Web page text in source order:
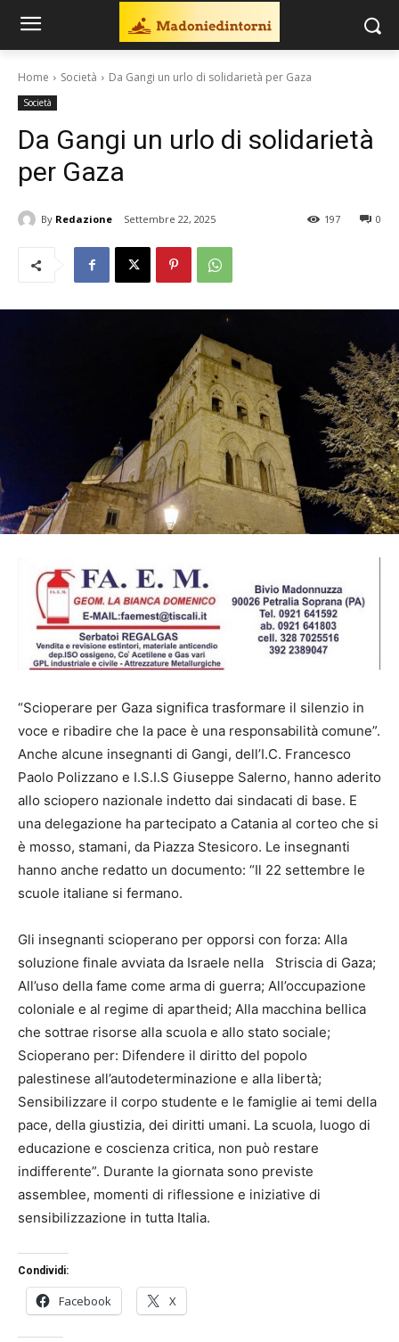
Home Società Da Gangi un urlo di solidarietà per Gaza
Società
Da Gangi un urlo di solidarietà
per Gaza
By Redazione Settembre 22, 2025 0
197
“Scioperare per Gaza significa trasformare il silenzio in
voce e ribadire che la pace è una responsabilità comune”.
Anche alcune insegnanti di Gangi, dell’I.C. Francesco
Paolo Polizzano e I.S.I.S Giuseppe Salerno, hanno aderito
allo sciopero nazionale indetto dai sindacati di base. E
una delegazione ha partecipato a Catania al corteo che si
è mosso, stamani, da Piazza Stesicoro. Le insegnanti
hanno anche redatto un documento: “Il 22 settembre le
scuole italiane si fermano.
Gli insegnanti scioperano per opporsi con forza: Alla
soluzione finale avviata da Israele nella Striscia di Gaza;
All’uso della fame come arma di guerra; All’occupazione
coloniale e al regime di apartheid; Alla macchina bellica
che sottrae risorse alla scuola e allo stato sociale;
Scioperano per: Difendere il diritto del popolo
palestinese all’autodeterminazione e alla libertà;
Sensibilizzare il corpo studente e le famiglie ai temi della
pace, della giustizia, dei diritti umani. La scuola, luogo di
educazione e coscienza critica, non può restare
indifferente”. Durante la giornata sono previste
assemblee, momenti di riflessione e iniziative di
sensibilizzazione in tutta Italia.
Condividi:
Facebook X